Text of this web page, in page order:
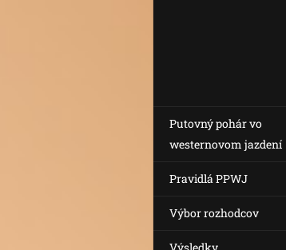
Putovný pohár vo
westernovom jazdení
Pravidlá PPWJ
Výbor rozhodcov